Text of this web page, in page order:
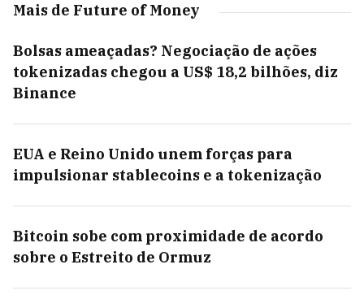
Mais de Future of Money
Bolsas ameaçadas? Negociação de ações
tokenizadas chegou a US$ 18,2 bilhões, diz
Binance
EUA e Reino Unido unem forças para
impulsionar stablecoins e a tokenização
Bitcoin sobe com proximidade de acordo
sobre o Estreito de Ormuz